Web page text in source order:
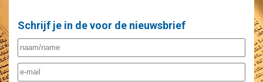
Schrijf je in de voor de nieuwsbrief